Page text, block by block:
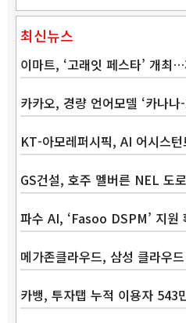
최신뉴스
이마트, ‘고래잇 페스타’ 개최
카카오, 경량 언어모델 ‘카나
KT-아모레퍼시픽, AI 어시스
GS건설, 호주 멜버른 NEL 도
파수 AI, ‘Fasoo DSPM’ 지
메가존클라우드, 삼성 클라우
카뱅, 투자탭 누적 이용자